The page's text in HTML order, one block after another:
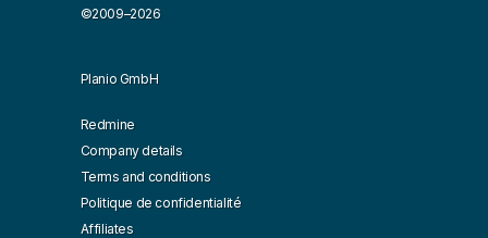
©2009–2026
Planio GmbH
Redmine
Company details
Terms and conditions
Politique de confidentialité
Affiliates